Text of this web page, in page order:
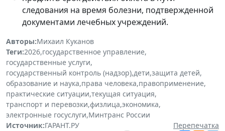
следования на время болезни, подтвержденной
документами лечебных учреждений.
Авторы:Михаил Куканов
Теги:2026,государственное управление,
государственные услуги,
государственный контроль (надзор),дети,защита детей,
образование и наука,права человека,правоприменение,
практические ситуации,текущая ситуация,
транспорт и перевозки,физлица,экономика,
электронные госуслуги,Минтранс России
Источник:ГАРАНТ.РУ
Перепечатка